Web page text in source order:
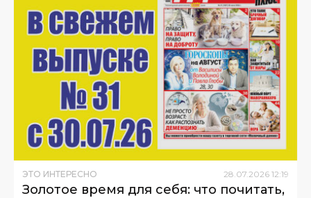
ЭТО ИНТЕРЕСНО 28 07 2026 12:19
Золотое время для себя: что почитать,